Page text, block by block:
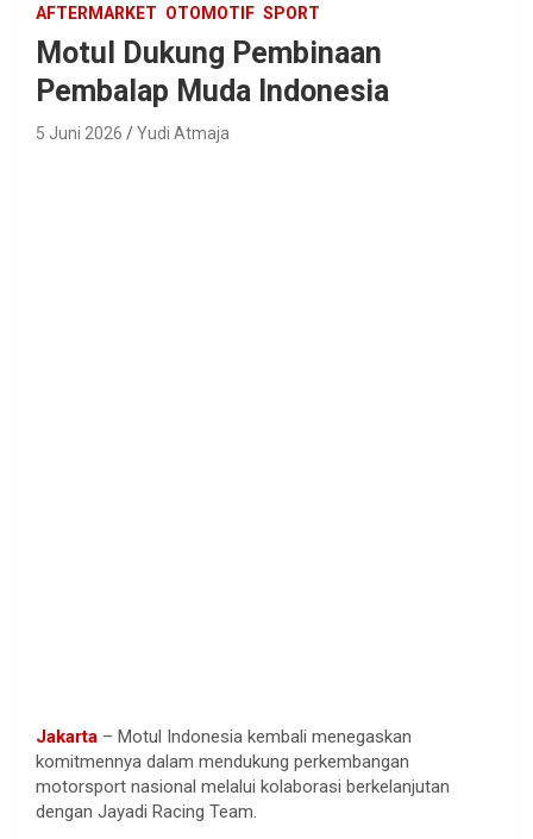
AFTERMARKET OTOMOTIF SPORT
Motul Dukung Pembinaan
Pembalap Muda Indonesia
5 Juni 2026 Yudi Atmaja
Jakarta – Motul Indonesia kembali menegaskan
komitmennya dalam mendukung perkembangan
motorsport nasional melalui kolaborasi berkelanjutan
dengan Jayadi Racing Team.